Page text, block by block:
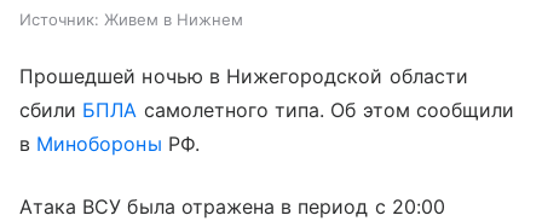
Источник: Живем в Нижнем
Прошедшей ночью в Нижегородской области
сбили БПЛА самолетного типа. Об этом сообщили
в Минобороны РФ.
Атака ВСУ была отражена в период с 20:00